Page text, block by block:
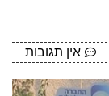
אין תגובות